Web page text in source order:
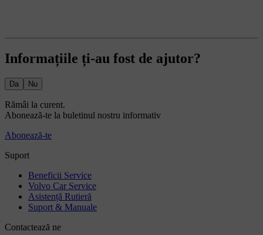
Informațiile ți-au fost de ajutor?
Da Nu